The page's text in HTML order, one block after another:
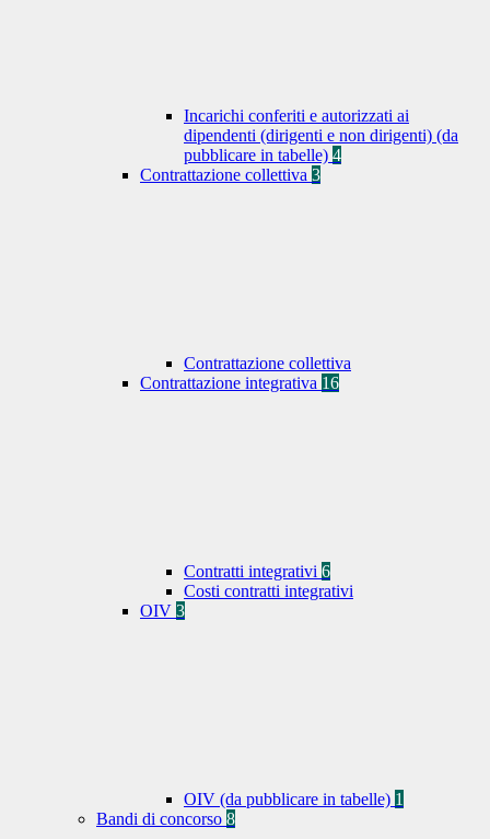
Incarichi conferiti e autorizzati ai
dipendenti (dirigenti e non dirigenti) (da
pubblicare in tabelle) 4
Contrattazione collettiva 3
Contrattazione collettiva
Contrattazione integrativa 16
Contratti integrativi 6
Costi contratti integrativi
OIV 3
OIV (da pubblicare in tabelle) 1
Bandi di concorso 8